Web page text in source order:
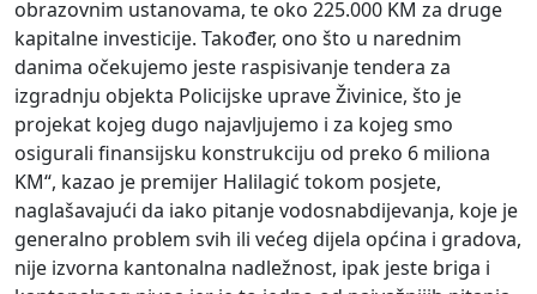
obrazovnim ustanovama, te oko 225.000 KM za druge
kapitalne investicije. Također, ono što u narednim
danima očekujemo jeste raspisivanje tendera za
izgradnju objekta Policijske uprave Živinice, što je
projekat kojeg dugo najavljujemo i za kojeg smo
osigurali finansijsku konstrukciju od preko 6 miliona
KM“, kazao je premijer Halilagić tokom posjete,
naglašavajući da iako pitanje vodosnabdijevanja, koje je
generalno problem svih ili većeg dijela općina i gradova,
nije izvorna kantonalna nadležnost, ipak jeste briga i